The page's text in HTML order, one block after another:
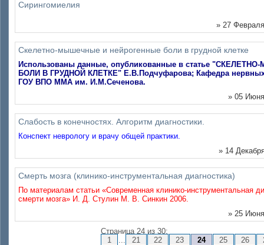
Сирингомиелия
» 27
Скелетно-мышечные и нейрогенные боли в грудной клетке
Использованы данные, опубликованные в статье
БОЛИ В ГРУДНОЙ КЛЕТКЕ" Е.В.Подчуфарова; Кафедра
ГОУ ВПО ММА им. И.М.Сеченова.
» 05
Слабость в конечностях. Алгоритм диагностики.
Конспект неврологу и врачу общей практики.
» 14
Смерть мозга (клинико-инструментальная диагностика)
По материалам статьи «Современная клинико-инструментальная
смерти мозга» И. Д. Стулин М. В. Синкин 2006.
» 25
Страница 24 из 30:
1
... 21 22 23 24 25 26